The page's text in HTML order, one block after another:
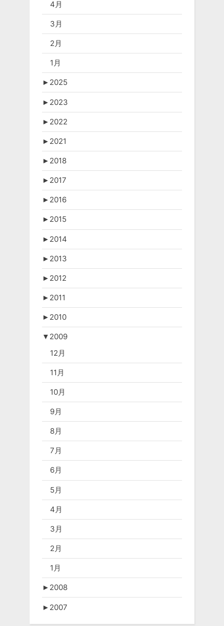
4月
3月
2月
1月
► 2025
► 2023
► 2022
► 2021
► 2018
► 2017
► 2016
► 2015
► 2014
► 2013
► 2012
► 2011
► 2010
▼ 2009
12月
11月
10月
9月
8月
7月
6月
5月
4月
3月
2月
1月
► 2008
► 2007